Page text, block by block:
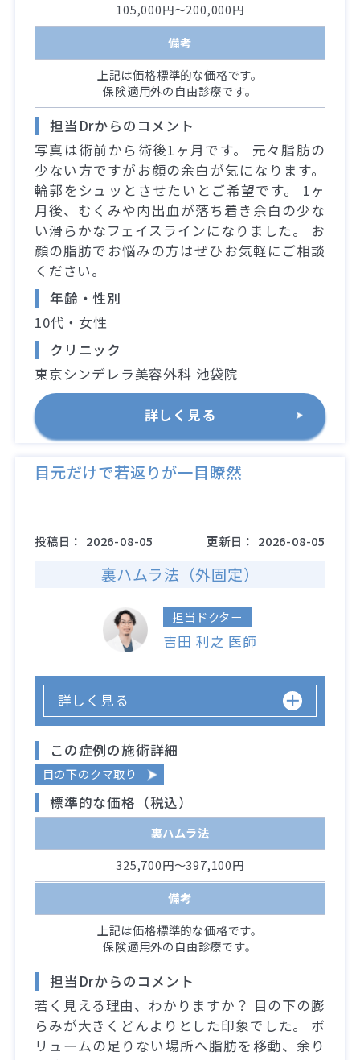
105,000円～200,000円
備考
上記は価格標準的な価格です。
保険適用外の自由診療です。
担当Drからのコメント
写真は術前から術後1ヶ月です。 元々脂肪の
少ない方ですがお顔の余白が気になります。
輪郭をシュッとさせたいとご希望です。 1ヶ
月後、むくみや内出血が落ち着き余白の少な
い滑らかなフェイスラインになりました。 お
顔の脂肪でお悩みの方はぜひお気軽にご相談
ください。
年齢・性別
10代・女性
クリニック
東京シンデレラ美容外科 池袋院
詳しく見る
目元だけで若返りが一目瞭然
投稿日： 2026-08-05 更新日： 2026-08-05
裏ハムラ法（外固定）
担当ドクター
吉田 利之 医師
詳しく見る
この症例の施術詳細
目の下のクマ取り
標準的な価格（税込）
裏ハムラ法
325,700円～397,100円
備考
上記は価格標準的な価格です。
保険適用外の自由診療です。
担当Drからのコメント
若く見える理由、わかりますか？ 目の下の膨
らみが大きくどんよりとした印象でした。 ボ
リュームの足りない場所へ脂肪を移動、余り